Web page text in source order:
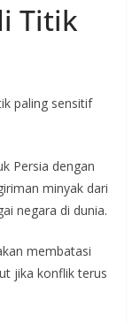
Titik
paling sensitif
Persia dengan
minyak dari
negara di dunia.
membatasi
jika konflik terus